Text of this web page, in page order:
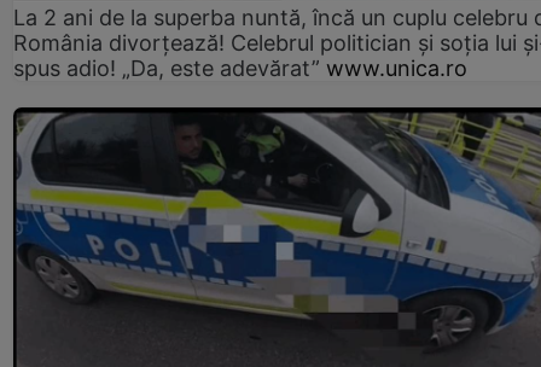
La 2 ani de la superba nuntă, încă un cuplu celebru
România divorțează! Celebrul politician și soția lui
spus adio! „Da, este adevărat” www.unica.ro